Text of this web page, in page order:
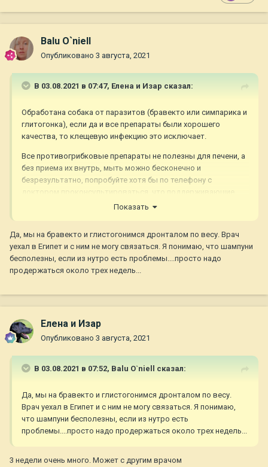
Balu O`niell
Опубликовано 3 августа, 2021
В 03.08.2021 в 07:47, Елена и Изар сказал:
Обработана собака от паразитов (бравекто или симпарика и
глитогонка), если да и все препараты были хорошего
качества, то клещевую инфекцию это исключает.
Все противогрибковые препараты не полезны для печени, а
без приема их внутрь, мыть можно бесконечно и
безрезультатно, попробуйте хотя бы по телефону с
печень можно давать параллельно с флуконазолом.
борной кислоты, только не давайте лизать.
Показать
Да, мы на бравекто и глистогонимся дронталом по весу. Врач
уехал в Египет и с ним не могу связаться. Я понимаю, что шампуни
бесполезны, если из нутро есть проблемы....просто надо
продержаться около трех недель...
Елена и Изар
Опубликовано 3 августа, 2021
В 03.08.2021 в 07:52, Balu O`niell сказал:
Да, мы на бравекто и глистогонимся дронталом по весу.
Врач уехал в Египет и с ним не могу связаться. Я понимаю,
что шампуни бесполезны, если из нутро есть
проблемы....просто надо продержаться около трех недель...
3 недели очень много. Может с другим врачом